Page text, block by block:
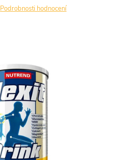
Podrobnosti hodnocení